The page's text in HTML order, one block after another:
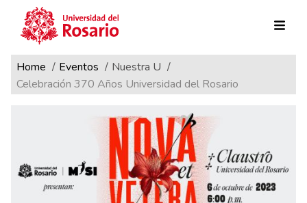
Pasar al contenido principal
Ruta de navegación
Home Eventos
Nuestra U
Celebración 370 Años Universidad del Rosario